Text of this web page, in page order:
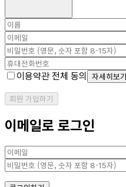
이용약관 전체 동의 자세히보기
회원 가입하기
이메일로 로그인